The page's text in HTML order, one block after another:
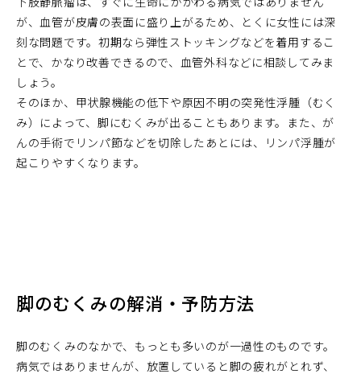
が、血管が皮膚の表面に盛り上がるため、とくに女性には深
刻な問題です。初期なら弾性ストッキングなどを着用するこ
とで、かなり改善できるので、血管外科などに相談してみま
しょう。
そのほか、甲状腺機能の低下や原因不明の突発性浮腫（むく
み）によって、脚にむくみが出ることもあります。また、が
んの手術でリンパ節などを切除したあとには、リンパ浮腫が
起こりやすくなります。
脚のむくみの解消・予防方法
脚のむくみのなかで、もっとも多いのが一過性のものです。
病気ではありませんが、放置していると脚の疲れがとれず、